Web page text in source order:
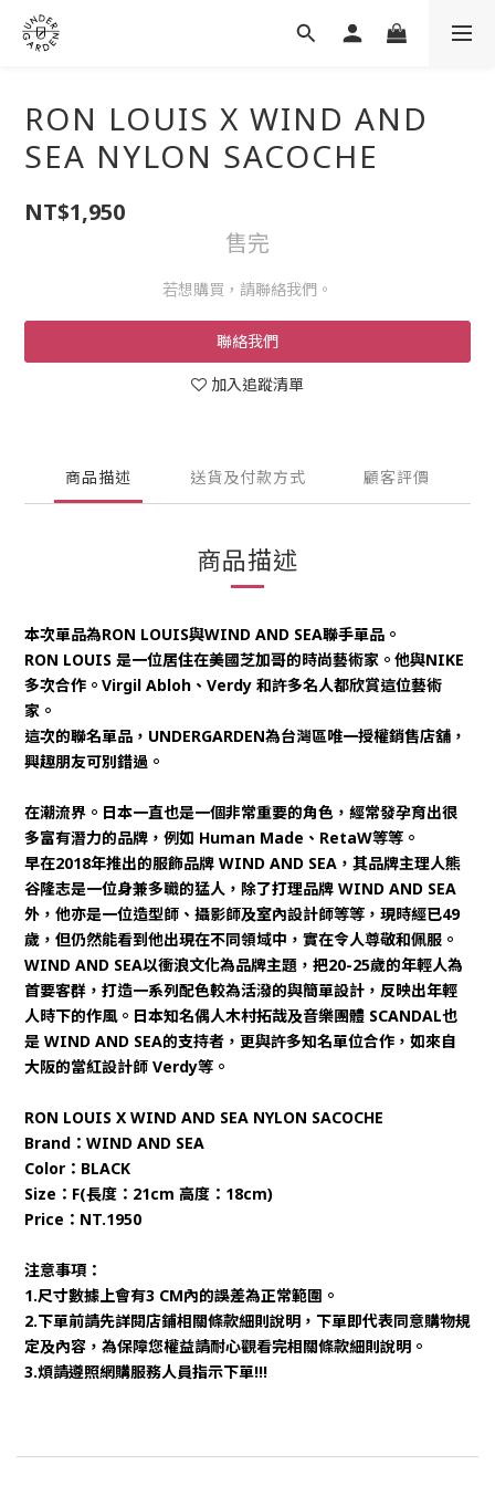
RON LOUIS X WIND AND
SEA NYLON SACOCHE
NT$1,950
售完
若想購買，請聯絡我們。
聯絡我們
加入追蹤清單
商品描述 送貨及付款方式 顧客評價
商品描述
本次單品為RON LOUIS與WIND AND SEA聯手單品。
RON LOUIS 是一位居住在美國芝加哥的時尚藝術家。他與NIKE
多次合作。Virgil Abloh、Verdy 和許多名人都欣賞這位藝術
家。
這次的聯名單品，UNDERGARDEN為台灣區唯一授權銷售店舖，
興趣朋友可別錯過。
在潮流界。日本一直也是一個非常重要的角色，經常發孕育出很
多富有潛力的品牌，例如 Human Made、RetaW等等。
早在2018年推出的服飾品牌 WIND AND SEA，其品牌主理人熊
谷隆志是一位身兼多職的猛人，除了打理品牌 WIND AND SEA
外，他亦是一位造型師、攝影師及室內設計師等等，現時經已49
歲，但仍然能看到他出現在不同領域中，實在令人尊敬和佩服。
WIND AND SEA以衝浪文化為品牌主題，把20-25歲的年輕人為
首要客群，打造一系列配色較為活潑的與簡單設計，反映出年輕
人時下的作風。日本知名偶人木村拓哉及音樂團體 SCANDAL也
是 WIND AND SEA的支持者，更與許多知名單位合作，如來自
大阪的當紅設計師 Verdy等。
RON LOUIS X WIND AND SEA NYLON SACOCHE
Brand：WIND AND SEA
Color：BLACK
Size：F(長度：21cm 高度：18cm)
Price：NT.1950
注意事項：
1.尺寸數據上會有3 CM內的誤差為正常範圍。
2.下單前請先詳閱店鋪相關條款細則說明，下單即代表同意購物規
定及內容，為保障您權益請耐心觀看完相關條款細則說明。
3.煩請遵照網購服務人員指示下單!!!